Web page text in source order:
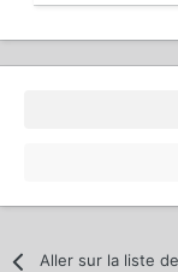
Aller sur la liste